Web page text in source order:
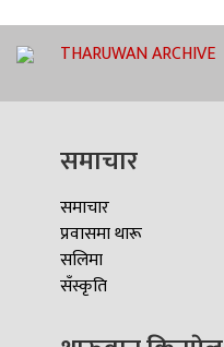
THARUWAN ARCHIVE
समाचार
समाचार
प्रवासमा थारू
सलिमा
सँस्कृति